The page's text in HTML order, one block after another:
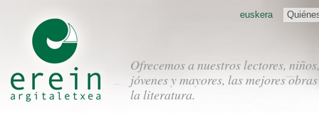
Ofrecemos a nuestros lectores, niños,
jóvenes y mayores, las mejores
la literatura.
euskera